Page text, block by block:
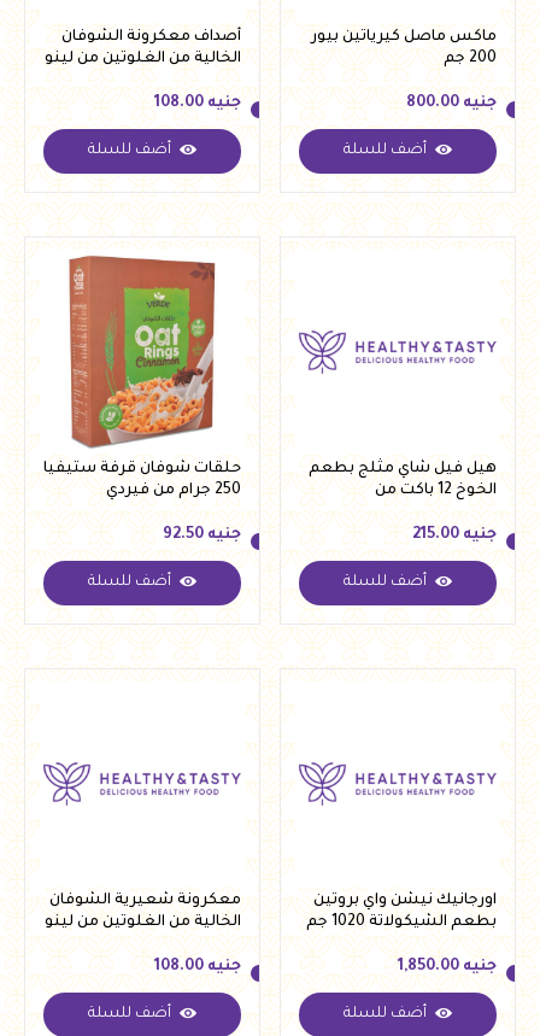
ماكس ماصل كيرياتين بيور
200 جم
جنيه
جنيه 800.00
أضف للسلة
أصداف معكرونة الشوفان
الخالية من الغلوتين من لينو
250 جرام
جنيه
جنيه 108.00
أضف للسلة
هيل فيل شاي مثلج بطعم
الخوخ 12 باكت من
التوناهيلث
جنيه
جنيه 215.00
أضف للسلة
حلقات شوفان قرفة ستيفيا
250 جرام من فيردي
جنيه
جنيه 92.50
أضف للسلة
اورجانيك نيشن واي بروتين
بطعم الشيكولاتة 1020 جم
جنيه
جنيه 1,850.00
أضف للسلة
معكرونة شعيرية الشوفان
الخالية من الغلوتين من لينو
250 جرام
جنيه
جنيه 108.00
أضف للسلة